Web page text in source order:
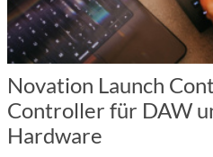
Novation Launch
Controller für DAW
Hardware